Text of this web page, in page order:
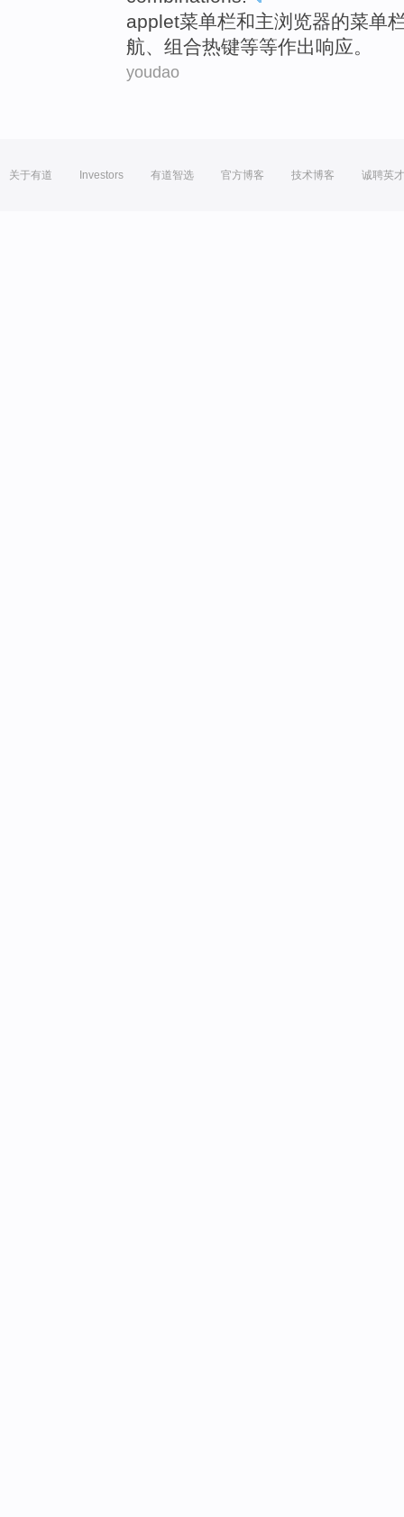
applet菜单栏和主浏览器的菜单
航、 组合热键等等作出响应。
youdao
关于有道 Investors 有道智选 官方博客 技术博客 诚聘英才